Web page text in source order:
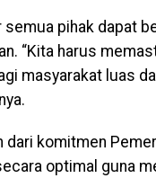
semua pihak dapat
“Kita harus
masyarakat luas
dari komitmen
optimal guna